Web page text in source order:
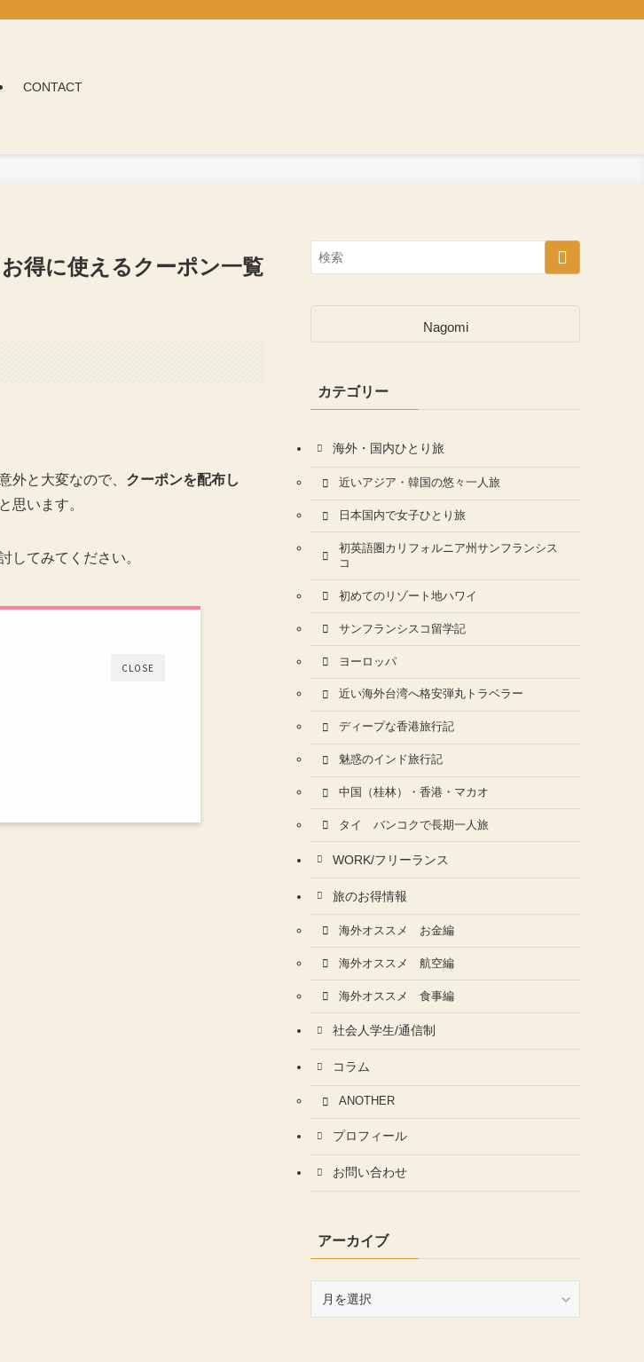
CONTACT
得に使えるクーポン一覧
外と大変なので、 クーポンを配布し
思います。
してみてください。
CLOSE
Nagomi
カテゴリー
海外・国内ひとり旅
近いアジア・韓国の悠々一人旅
日本国内で女子ひとり旅
初英語圏カリフォルニア州サンフランシス
コ
初めてのリゾート地ハワイ
サンフランシスコ留学記
ヨーロッパ
近い海外台湾へ格安弾丸トラベラー
ディープな香港旅行記
魅惑のインド旅行記
中国（桂林）・香港・マカオ
タイ バンコクで長期一人旅
WORK/フリーランス
旅のお得情報
海外オススメ お金編
海外オススメ 航空編
海外オススメ 食事編
社会人学生/通信制
コラム
ANOTHER
プロフィール
お問い合わせ
アーカイブ